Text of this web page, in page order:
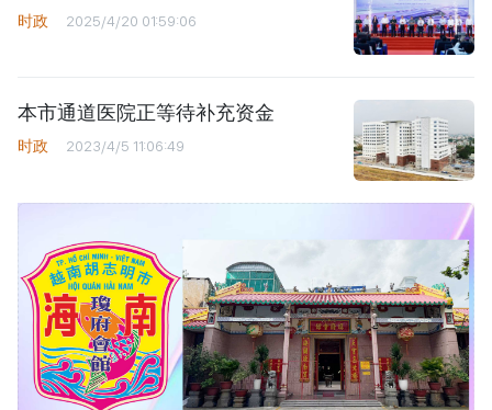
时政 2025/4/20 01:59:06
本市通道医院正等待补充资金
时政 2023/4/5 11:06:49